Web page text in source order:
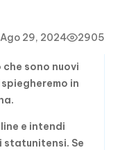
Ago 29, 2024 2905
sono nuovi
in
e intendi
statunitensi. Se